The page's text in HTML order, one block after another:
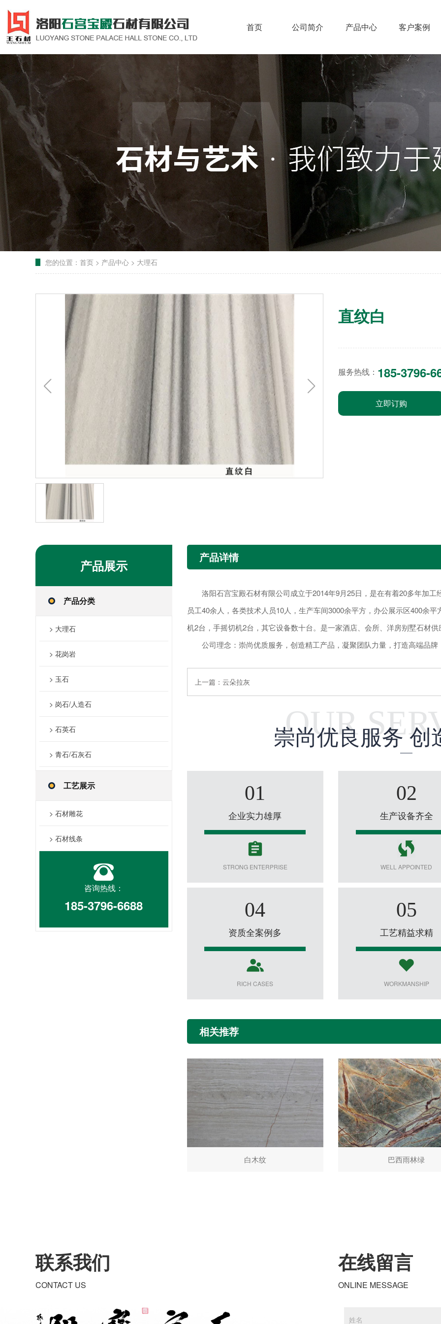
首页 公司简介 产品中心 客户案例
您的位置： 首页 > 产品中心 > 大理石
直纹白
服务热线： 185-3796-
立即订购
产品展示
产品分类
> 大理石
> 花岗岩
> 玉石
> 岗石/人造石
> 石英石
> 青石/石灰石
工艺展示
> 石材雕花
> 石材线条
咨询热线：
185-3796-6688
产品详情
洛阳石宫宝殿石材有限公司成立于2014年9月25日，是在有着20多年加工
员工40余人，各类技术人员10人，生产车间3000余平方，办公展示区400余
机2台，手摇切机2台，其它设备数十台。是一家酒店、会所、洋房别墅石材
公司理念：崇尚优质服务，创造精工产品，凝聚团队力量，打造高端品牌
上一篇： 云朵拉灰
OUR
崇尚优良服务 创
01
企业实力雄厚
STRONG ENTERPRISE
02
生产设备齐全
WELL APPOINTED
04
资质全案例多
RICH CASES
05
工艺精益求精
WORKMANSHIP
相关推荐
白木纹 巴西雨林绿
联系我们
CONTACT US
在线留言
ONLINE MESSAGE